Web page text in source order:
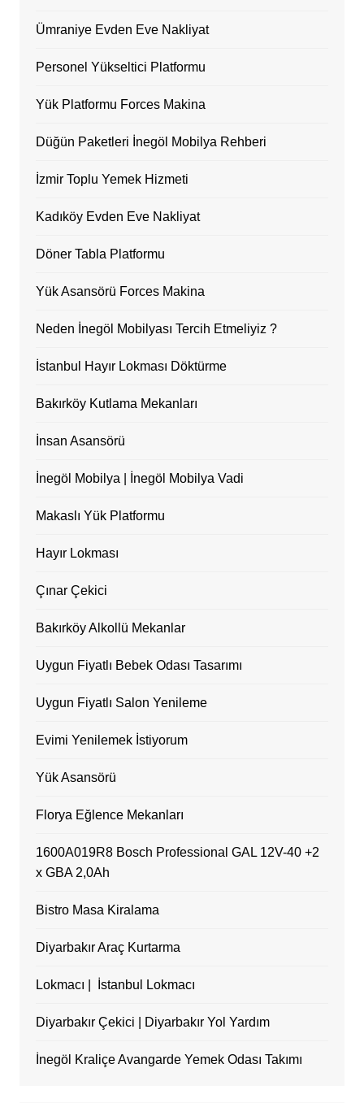
Ümraniye Evden Eve Nakliyat
Personel Yükseltici Platformu
Yük Platformu Forces Makina
Düğün Paketleri İnegöl Mobilya Rehberi
İzmir Toplu Yemek Hizmeti
Kadıköy Evden Eve Nakliyat
Döner Tabla Platformu
Yük Asansörü Forces Makina
Neden İnegöl Mobilyası Tercih Etmeliyiz ?
İstanbul Hayır Lokması Döktürme
Bakırköy Kutlama Mekanları
İnsan Asansörü
İnegöl Mobilya | İnegöl Mobilya Vadi
Makaslı Yük Platformu
Hayır Lokması
Çınar Çekici
Bakırköy Alkollü Mekanlar
Uygun Fiyatlı Bebek Odası Tasarımı
Uygun Fiyatlı Salon Yenileme
Evimi Yenilemek İstiyorum
Yük Asansörü
Florya Eğlence Mekanları
1600A019R8 Bosch Professional GAL 12V-40 +2
x GBA 2,0Ah
Bistro Masa Kiralama
Diyarbakır Araç Kurtarma
Lokmacı | İstanbul Lokmacı
Diyarbakır Çekici | Diyarbakır Yol Yardım
İnegöl Kraliçe Avangarde Yemek Odası Takımı